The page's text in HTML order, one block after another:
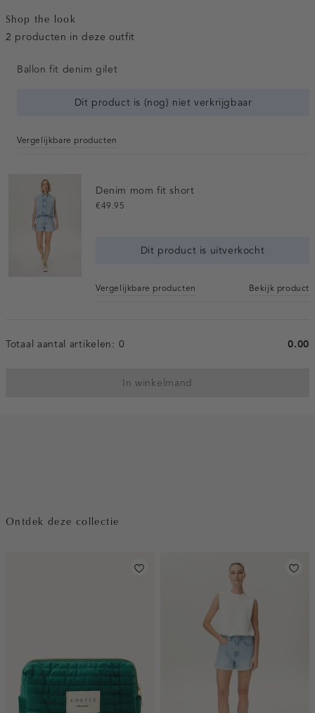
Shop the look
2 producten in deze outfit
Ballon fit denim gilet
Dit product is (nog) niet verkrijgbaar
Vergelijkbare producten
Denim mom fit short
€49.95
Dit product is uitverkocht
Vergelijkbare producten Bekijk product
Totaal aantal artikelen: 0 0.00
In winkelmand
Ontdek deze collectie